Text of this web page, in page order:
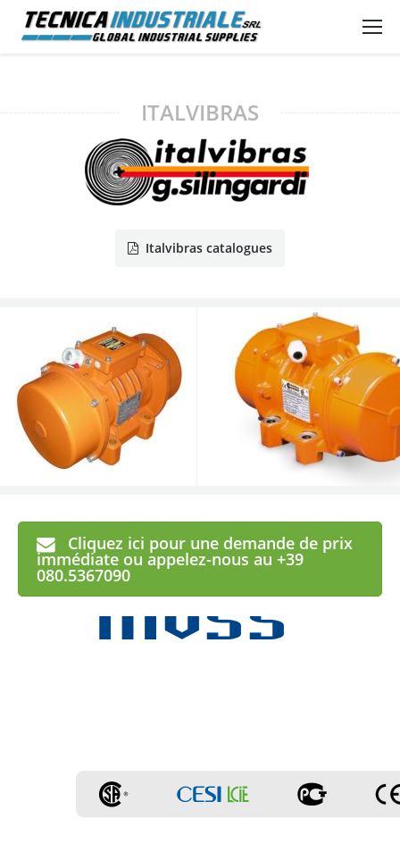
ITALVIBRAS
Italvibras catalogues
Cliquez ici pour une demande de prix
immédiate ou appelez-nous au +39
080.5367090MVSS